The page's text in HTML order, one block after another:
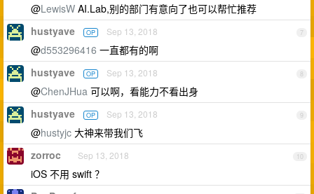
@LewisW AI.Lab,别的部门有意向了也可以帮忙推荐
7
hustyave OP Sep 13, 2018
@d553296416 一直都有的啊
8
hustyave OP Sep 13, 2018
@ChenJHua 可以啊，看能力不看出身
9
hustyave OP Sep 13, 2018
@hustyjc 大神来带我们飞
10
zorroc Sep 13, 2018
iOS 不用 swift ？